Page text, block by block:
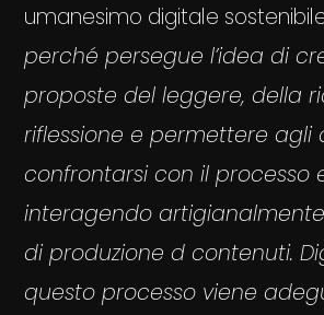
umanesimo digitale
perché persegue l’idea di
proposte del leggere, della
riflessione e permettere agli
confrontarsi con il processo
interagendo
di produzione d contenuti.
questo processo viene